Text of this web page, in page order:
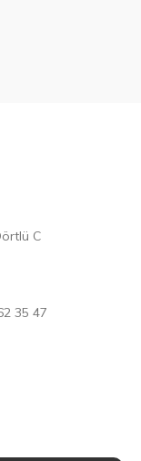
C
35 47